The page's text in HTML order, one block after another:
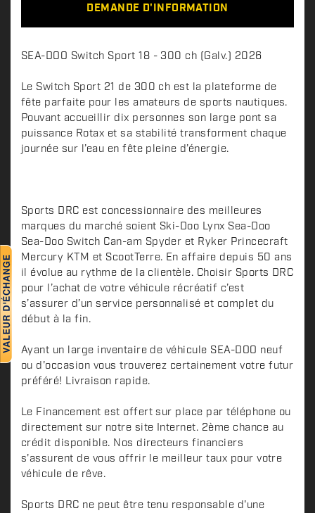
DEMANDE D'INFORMATION
D
s
c
r
i
p
o
n
SEA-DOO Switch Sport 18 - 300 ch (Galv.) 2026
Le Switch Sport 21 de 300 ch est la plateforme de
fête parfaite pour les amateurs de sports nautiques.
Pouvant accueillir dix personnes son large pont sa
puissance Rotax et sa stabilité transforment chaque
journée sur l’eau en fête pleine d’énergie.
Sports DRC est concessionnaire des meilleures
marques du marché soient Ski-Doo Lynx Sea-Doo
Sea-Doo Switch Can-am Spyder et Ryker Princecraft
Mercury KTM et ScootTerre. En affaire depuis 50 ans
il évolue au rythme de la clientèle. Choisir Sports DRC
pour l’achat de votre véhicule récréatif c’est
s’assurer d’un service personnalisé et complet du
début à la fin.
Ayant un large inventaire de véhicule SEA-DOO neuf
ou d'occasion vous trouverez certainement votre futur
préféré! Livraison rapide.
Le Financement est offert sur place par téléphone ou
directement sur notre site Internet. 2ème chance au
crédit disponible. Nos directeurs financiers
s'assurent de vous offrir le meilleur taux pour votre
véhicule de rêve.
Sports DRC ne peut être tenu responsable d'une